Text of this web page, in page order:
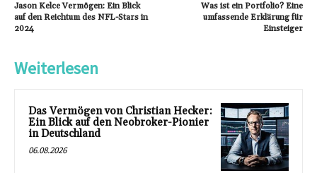
Jason Kelce Vermögen: Ein Blick
auf den Reichtum des NFL-Stars in
2024
Was ist ein Portfolio? Eine
umfassende Erklärung für
Einsteiger
Weiterlesen
Das Vermögen von Christian Hecker:
Ein Blick auf den Neobroker-Pionier
in Deutschland
06.08.2026